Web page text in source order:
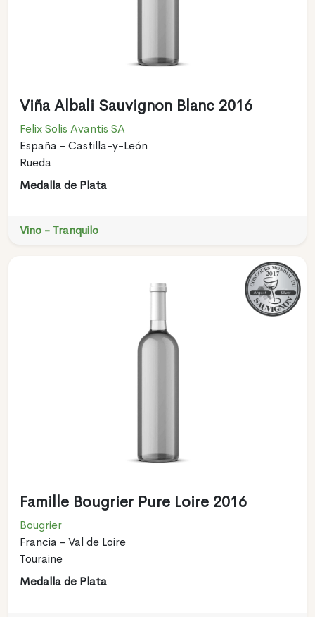
Viña Albali Sauvignon Blanc 2016
Felix Solis Avantis SA
España - Castilla-y-León
Rueda
Medalla de Plata
Vino - Tranquilo
Famille Bougrier Pure Loire 2016
Bougrier
Francia - Val de Loire
Touraine
Medalla de Plata